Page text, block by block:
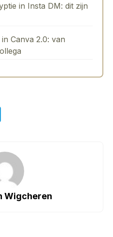
in Insta DM: dit zijn
Canva 2.0: van
gr
a
m
Wigcheren